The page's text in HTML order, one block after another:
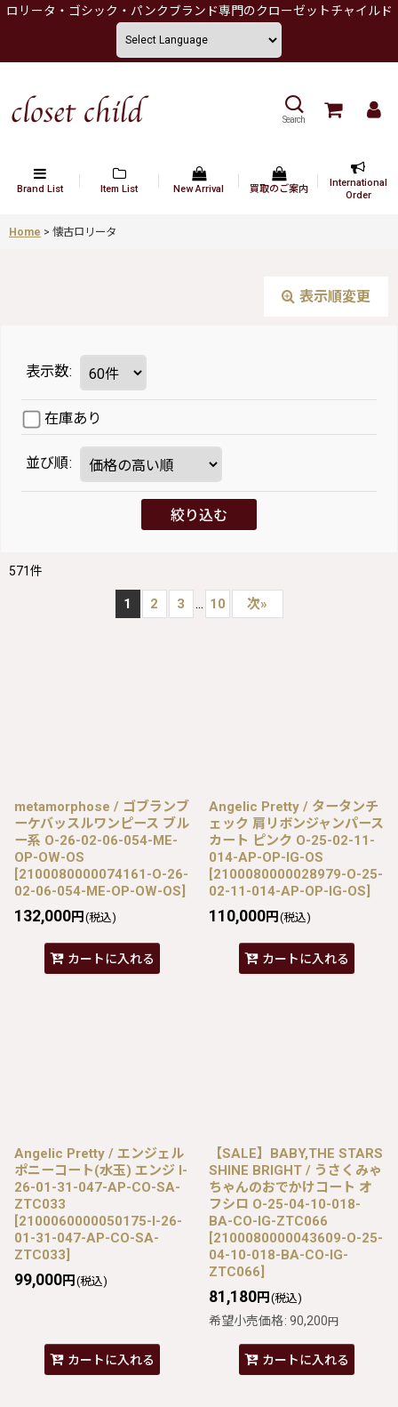
ロリータ・ゴシック・パンクブランド専門のクローゼットチャイルド
Search
Brand List Item List New Arrival 買取のご案内
International
Order
Home > 懐古ロリータ
表示順変更
表示数:
在庫あり
並び順:
絞り込む
571件
1 2 3 ... 10 次»
metamorphose / ゴブランブ
ーケバッスルワンピース ブル
ー系 O-26-02-06-054-ME-
OP-OW-OS
[2100080000074161-O-26-
02-06-054-ME-OP-OW-OS]
132,000円 (税込)
カートに入れる
Angelic Pretty / タータンチ
ェック 肩リボンジャンパース
カート ピンク O-25-02-11-
014-AP-OP-IG-OS
[2100080000028979-O-25-
02-11-014-AP-OP-IG-OS]
110,000円 (税込)
カートに入れる
Angelic Pretty / エンジェル
ポニーコート(水玉) エンジ I-
26-01-31-047-AP-CO-SA-
ZTC033
[2100060000050175-I-26-
01-31-047-AP-CO-SA-
ZTC033]
99,000円 (税込)
カートに入れる
【SALE】BABY,THE STARS
SHINE BRIGHT / うさくみゃ
ちゃんのおでかけコート オ
フシロ O-25-04-10-018-
BA-CO-IG-ZTC066
[2100080000043609-O-25-
04-10-018-BA-CO-IG-
ZTC066]
81,180円 (税込)
希望小売価格: 90,200円
カートに入れる